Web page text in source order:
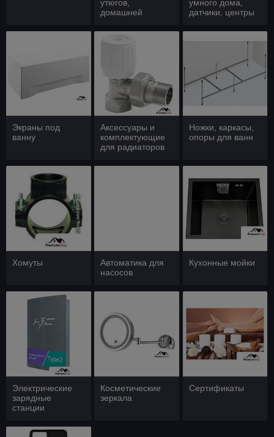
утюгов,
домашней
техники
умного дома,
датчики, центры
Экраны под
ванну
Аксессуары и
комплектующие
для радиаторов
Ножки, каркасы,
опоры для ванн
Хомуты
Автоматика для
насосов
Кухонные мойки
Электрические
зарядные
станции
Косметические
зеркала
Сертификаты